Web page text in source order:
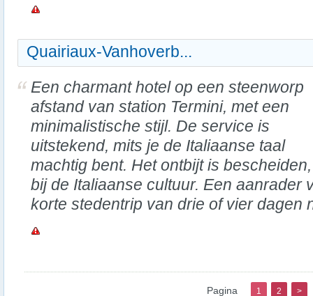
Quairiaux-Vanhoverb...
Een charmant hotel op een steenworp
afstand van station Termini, met een
minimalistische stijl. De service is
uitstekend, mits je de Italiaanse taal
machtig bent. Het ontbijt is
bij de Italiaanse cultuur. Een aanrader
korte stedentrip van drie of vier dagen
Pagina 1 2 >